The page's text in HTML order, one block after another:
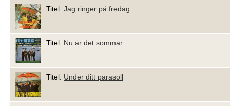
Titel: Jag ringer på fredag
Titel: Nu är det sommar
Titel: Under ditt parasoll